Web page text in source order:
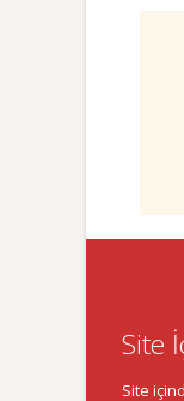
Site
Site